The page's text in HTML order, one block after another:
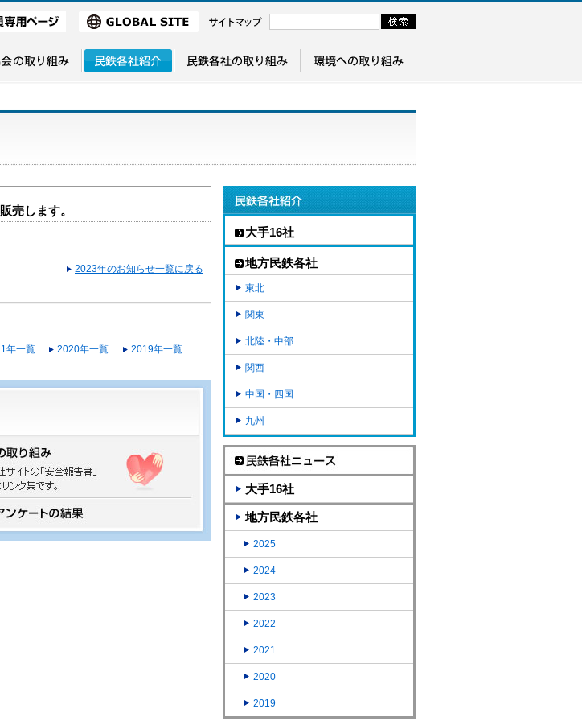
売します。
2023年のお知らせ一覧に戻る
年一覧 2020年一覧 2019年一覧
大手16社
地方民鉄各社
東北
関東
北陸・中部
関西
中国・四国
九州
大手16社
地方民鉄各社
2025
2024
2023
2022
2021
2020
2019